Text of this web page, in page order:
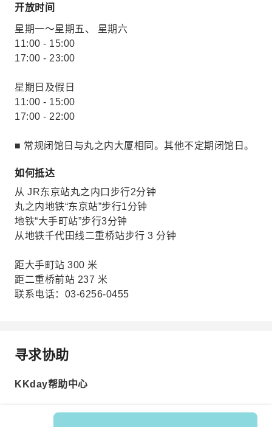
开放时间
星期一～星期五、 星期六
11:00 - 15:00
17:00 - 23:00
星期日及假日
11:00 - 15:00
17:00 - 22:00
■ 常规闭馆日与丸之内大厦相同。其他不定期闭馆日。
如何抵达
从 JR东京站丸之内口步行2分钟
丸之内地铁“东京站”步行1分钟
地铁“大手町站”步行3分钟
从地铁千代田线二重桥站步行 3 分钟
距大手町站 300 米
距二重桥前站 237 米
联系电话：03-6256-0455
寻求协助
KKday帮助中心